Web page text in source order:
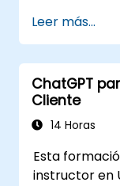
escritor.
Mejorar
Aplicar
ChatGPT
creación
Leer más...
ChatGPT
Cliente
14 Horas
Esta
instructor en